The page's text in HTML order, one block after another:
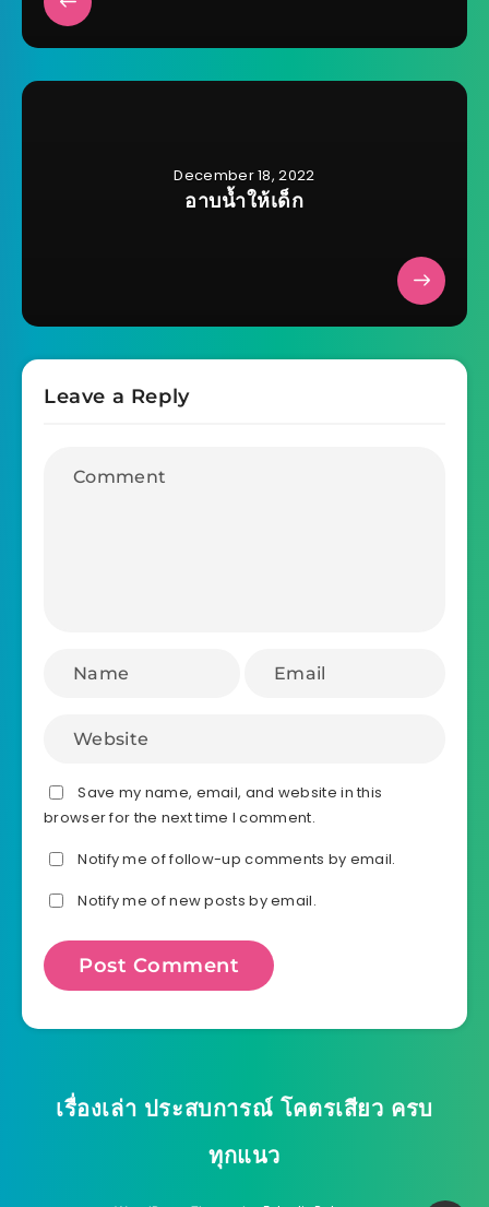
December 18, 2022
อาบน้ำให้เด็ก
Leave a Reply
Save my name, email, and website in this
browser for the next time I comment.
Notify me of follow-up comments by email.
Notify me of new posts by email.
เรื่องเล่า ประสบการณ์ โคตรเสียว ครบ
ทุกแนว